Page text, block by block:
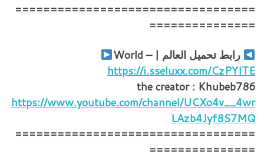
==================================
===============
رابط تحميل العالم | – World
https://i.sseluxx.com/CzPYITE
the creator : Khubeb786
https://www.youtube.com/channel/UCXo4v__4wr
LAzb4Jyf8S7MQ
==================================
===============